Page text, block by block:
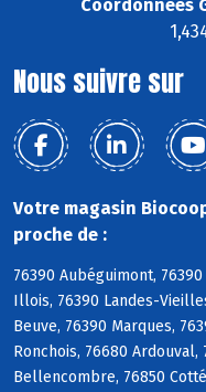
Coordonnées
Nous suivre sur
Votre magasin
proche de :
76390 Aubéguimont,
Illois, 76390 Landes-
Beuve, 76390 Marques,
Ronchois, 76680
Bellencombre, 76850